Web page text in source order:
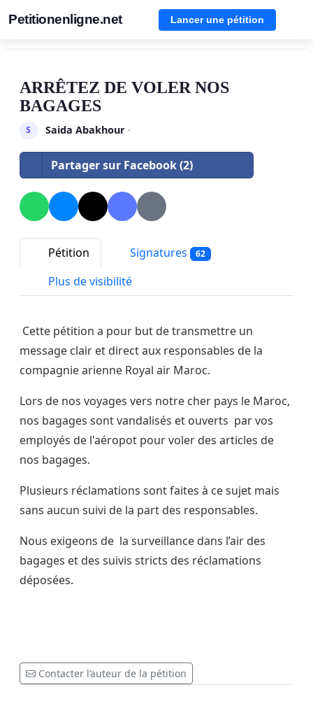
Petitionenligne.net Lancer une pétition
ARRÊTEZ DE VOLER NOS
BAGAGES
S Saida Abakhour·
Partager sur Facebook (2)
Pétition Signatures 62
Plus de visibilité
Cette pétition a pour but de transmettre un
message clair et direct aux responsables de la
compagnie arienne Royal air Maroc.
Lors de nos voyages vers notre cher pays le Maroc,
nos bagages sont vandalisés et ouverts par vos
employés de l'aéropot pour voler des articles de
nos bagages.
Plusieurs réclamations sont faites à ce sujet mais
sans aucun suivi de la part des responsables.
Nous exigeons de la surveillance dans l’air des
bagages et des suivis stricts des réclamations
déposées.
Contacter l’auteur de la pétition